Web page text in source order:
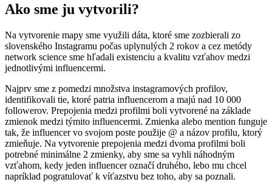
Ako sme ju vytvorili?
Na vytvorenie mapy sme využili dáta, ktoré sme zozbierali zo
slovenského Instagramu počas uplynulých 2 rokov a cez metódy
network science sme hľadali existenciu a kvalitu vzťahov medzi
jednotlivými influencermi.
Najprv sme z pomedzi množstva instagramových profilov,
identifikovali tie, ktoré patria influencerom a majú nad 10 000
followerov. Prepojenia medzi profilmi boli vytvorené na základe
zmienok medzi týmito influencermi. Zmienka alebo mention funguje
tak, že influencer vo svojom poste použije @ a názov profilu, ktorý
zmieňuje. Na vytvorenie prepojenia medzi dvoma profilmi boli
potrebné minimálne 2 zmienky, aby sme sa vyhli náhodným
vzťahom, kedy jeden influencer označí druhého, lebo mu chcel
napríklad pogratulovať k víťazstvu bez toho, aby sa poznali.